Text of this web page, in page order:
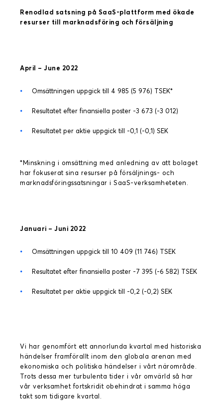
Renodlad satsning på SaaS-plattform med ökade
resurser till marknadsföring och försäljning
April – June 2022
Omsättningen uppgick till 4 985 (5 976) TSEK*
Resultatet efter finansiella poster -3 673 (-3 012)
Resultatet per aktie uppgick till -0,1 (-0,1) SEK
*Minskning i omsättning med anledning av att bolaget
har fokuserat sina resurser på försäljnings- och
marknadsföringssatsningar i SaaS-verksamheteten.
Januari – Juni 2022
Omsättningen uppgick till 10 409 (11 746) TSEK
Resultatet efter finansiella poster -7 395 (-6 582) TSEK
Resultatet per aktie uppgick till -0,2 (-0,2) SEK
Vi har genomfört ett annorlunda kvartal med historiska
händelser framförallt inom den globala arenan med
ekonomiska och politiska händelser i vårt närområde.
Trots dessa mer turbulenta tider i vår omvärld så har
vår verksamhet fortskridit obehindrat i samma höga
takt som tidigare kvartal.